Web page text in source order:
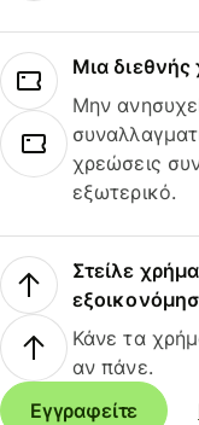
Μια
Μην
χρεώσεις
εξωτερικό.
Στείλε
Κάνε τα
αν πάνε.
Εγγραφείτε